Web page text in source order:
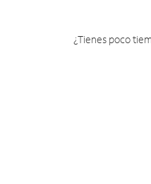
¿Tienes poco